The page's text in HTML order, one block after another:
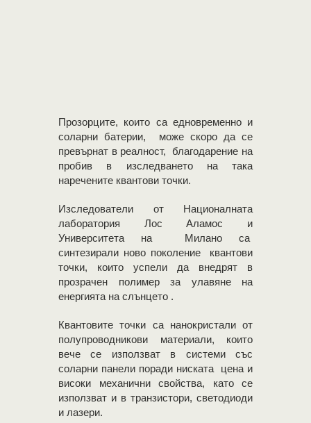
Прозорците, които са едновременно и
соларни батерии, може скоро да се
превърнат в реалност, благодарение на
пробив в изследването на така
наречените квантови точки.
Изследователи от Националната
лаборатория Лос Аламос и
Университета на Милано са
синтезирали ново поколение квантови
точки, които успели да внедрят в
прозрачен полимер за улавяне на
енергията на слънцето .
Квантовите точки са нанокристали от
полупроводникови материали, които
вече се използват в системи със
соларни панели поради ниската цена и
високи механични свойства, като се
използват и в транзистори, светодиоди
и лазери.